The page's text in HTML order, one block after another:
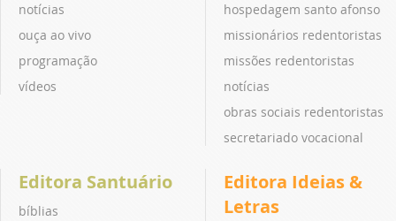
notícias
ouça ao vivo
programação
vídeos
hospedagem santo afonso
missionários redentoristas
missões redentoristas
notícias
obras sociais redentoristas
secretariado vocacional
Editora Santuário
bíblias
Editora Ideias &
Letras